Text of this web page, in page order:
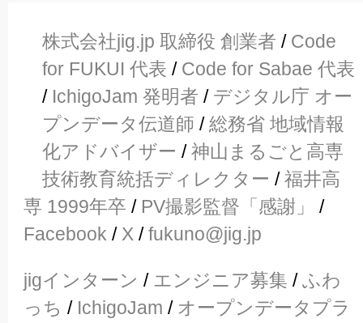
株式会社jig.jp 取締役 創業者 / Code
for FUKUI 代表 / Code for Sabae 代表
/ IchigoJam 発明者 / デジタル庁 オー
プンデータ伝道師 /総務省 地域情報
化アドバイザー /神山まるごと高専
技術教育統括ディレクター /福井高
専 1999年卒 / PV撮影監督「感謝」
/
Facebook / X /fukuno@jig.jp
jigインターン / エンジニア募集 /ふわ
っち / IchigoJam / オープンデータプラ